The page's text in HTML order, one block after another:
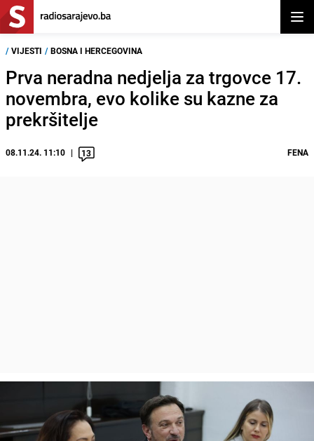
/ VIJESTI / BOSNA I HERCEGOVINA
Prva neradna nedjelja za trgovce 17.
novembra, evo kolike su kazne za
prekršitelje
08.11.24. 11:10 13 FENA